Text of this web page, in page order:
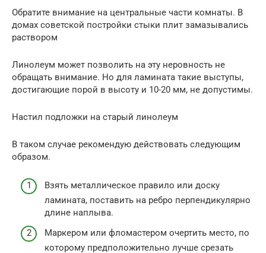
Обратите внимание на центральные части комнаты. В
домах советской постройки стыки плит замазывались
раствором
Линолеум может позволить на эту неровность не
обращать внимание. Но для ламината такие выступы,
достигающие порой в высоту и 10-20 мм, не допустимы.
Настил подложки на старый линолеум
В таком случае рекомендую действовать следующим
образом.
Взять металлическое правило или доску
ламината, поставить на ребро перпендикулярно
длине наплыва.
Маркером или фломастером очертить место, по
которому предположительно лучше срезать